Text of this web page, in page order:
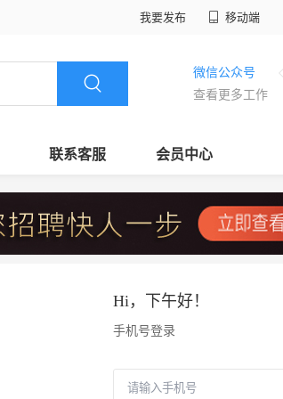
我要发布 移动端
微信公众号
查看更多工作
联系客服 会员中心
Hi， 下午好！
手机号登录